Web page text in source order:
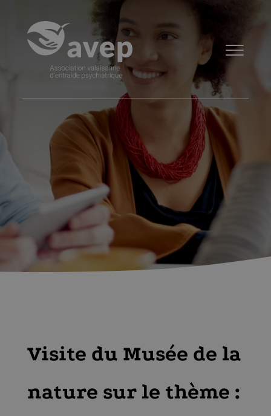
Visite du Musée de la
nature sur le thème :